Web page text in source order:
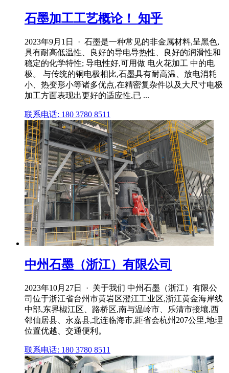
石墨加工工艺概论！ 知乎
2023年9月1日 · 石墨是一种常见的非金属材料,呈黑色,
具有耐高低温性、良好的导电导热性、良好的润滑性和
稳定的化学特性; 导电性好,可用做 电火花加工 中的电
极。 与传统的铜电极相比,石墨具有耐高温、放电消耗
小、热变形小等诸多优点,在精密复杂件以及大尺寸电极
加工方面表现出更好的适应性,已 ...
联系电话: 180 3780 8511
中州石墨（浙江）有限公司
2023年10月27日 · 关于我们 中州石墨（浙江）有限公
司位于浙江省台州市黄岩区澄江工业区,浙江黄金海岸线
中部,东界椒江区、路桥区,南与温岭市、乐清市接壤,西
邻仙居县、永嘉县,北连临海市,距省会杭州207公里,地理
位置优越、交通便利。
联系电话: 180 3780 8511